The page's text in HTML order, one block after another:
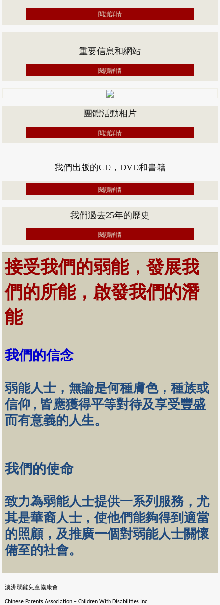
閱讀詳情
重要信息和網站
閱讀詳情
團體活動​相片
閱讀詳情
我們出版的CD，DVD和書籍
閱讀詳情
我們過去25年的歷史
閱讀詳情
接受我們的弱能，發展我
們的所能，啟發我們的潛
能
我們的信念
弱能人士，無論是何種膚色，種族或
信仰 , 皆應獲得平等對待及享受豐盛
而有意義的人生。
我們的使命
致力為弱能人士提供一系列服務，尤
其是華裔人士，使他們能夠得到適當
的照顧，及推廣一個對弱能人士關懷
備至的社會。
澳洲弱能兒童協康會
Chinese Parents Association – Children With Disabilities Inc.